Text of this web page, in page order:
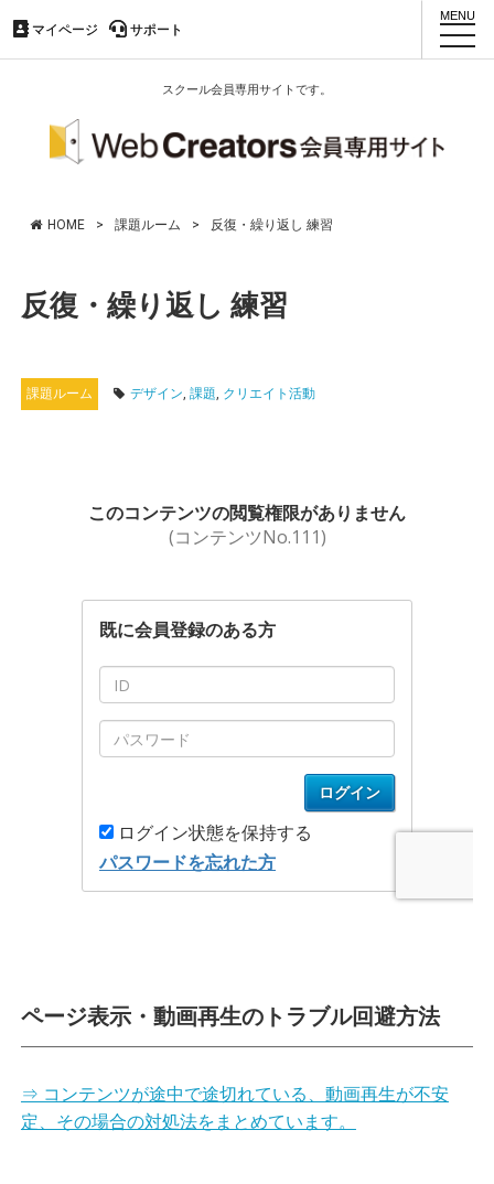
スクール会員専用サイトです。
toggle
マイページ サポート
HOME > 課題ルーム > 反復・繰り返し 練習
反復・繰り返し 練習
課題ルーム デザイン 課題 クリエイト活動
ページ表示・動画再生のトラブル回避方法
⇒ コンテンツが途中で途切れている、動画再生が不安
定、その場合の対処法をまとめています。
マイページ サポート